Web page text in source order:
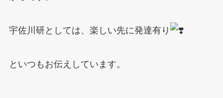
宇佐川研としては、楽しい先に発達有り
といつもお伝えしています。